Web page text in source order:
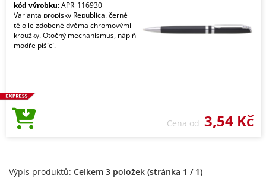
kód výrobku:APR_116930
Varianta propisky Republica, černé
tělo je zdobené dvěma chromovými
kroužky. Otočný mechanismus, náplň
modře píšící.
Cena od 3,54 Kč
Výpis produktů: Celkem 3 položek (stránka 1 / 1)